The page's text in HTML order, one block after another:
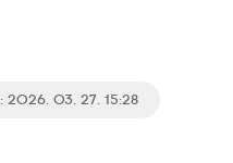
2026. 03. 27. 15:28